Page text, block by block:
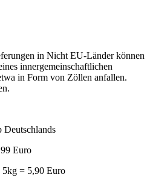
in Nicht EU-Länder können
innergemeinschaftlichen
in Form von Zöllen anfallen.
Deutschlands
Euro
= 5,90 Euro